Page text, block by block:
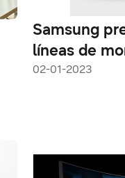
Samsung
líneas de
ViewFinity y
02-01-2023